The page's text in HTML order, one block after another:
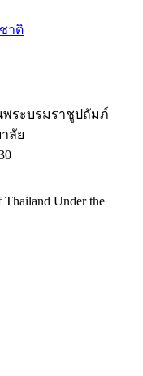
าติ
พระบรมราชูปถัมภ์
ลัย
Under the